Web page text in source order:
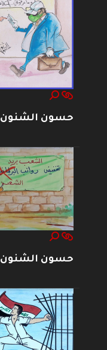
حسون الشنون
حسون الشنون